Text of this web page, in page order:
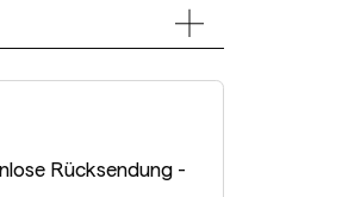
Rücksendung -